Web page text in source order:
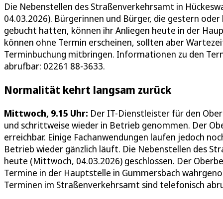
Die Nebenstellen des Straßenverkehrsamt in
04.03.2026). Bürgerinnen und Bürger, die gestern
gebucht hatten, können ihr Anliegen heute in der
können ohne Termin erscheinen, sollten aber
Terminbuchung mitbringen. Informationen zu den
abrufbar: 02261 88-3633.
Normalität kehrt langsam zurück
Mittwoch, 9.15 Uhr: Der IT-Dienstleister für den
und schrittweise wieder in Betrieb genommen. Der
erreichbar. Einige Fachanwendungen laufen jedoch
Betrieb wieder gänzlich läuft. Die Nebenstellen des
heute (Mittwoch, 04.03.2026) geschlossen. Der
Termine in der Hauptstelle in Gummersbach
Terminen im Straßenverkehrsamt sind telefonisch